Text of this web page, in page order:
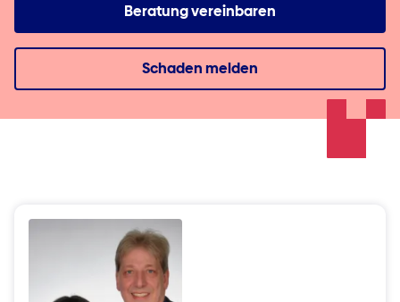
Beratung vereinbaren
Schaden melden